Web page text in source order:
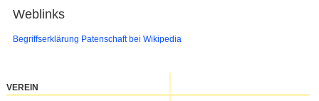
Weblinks
Begriffserklärung Patenschaft bei Wikipedia
VEREIN